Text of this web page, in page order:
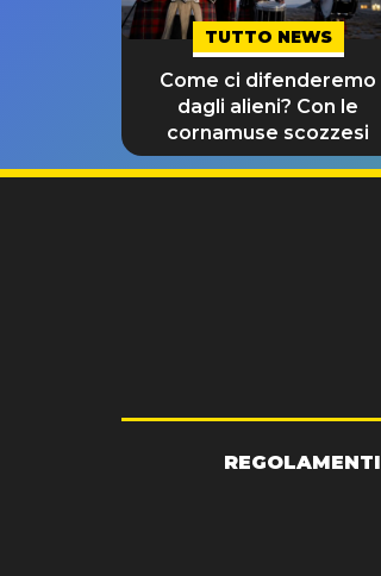
TUTTO NEWS
Come ci difenderemo
dagli alieni? Con le
cornamuse scozzesi